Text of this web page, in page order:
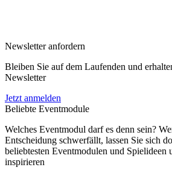
Newsletter anfordern
Bleiben Sie auf dem Laufenden und
Newsletter
Jetzt anmelden
Beliebte Eventmodule
Welches Eventmodul darf es denn sein?
Entscheidung schwerfällt, lassen Sie sich
beliebtesten Eventmodulen und Spielideen
inspirieren